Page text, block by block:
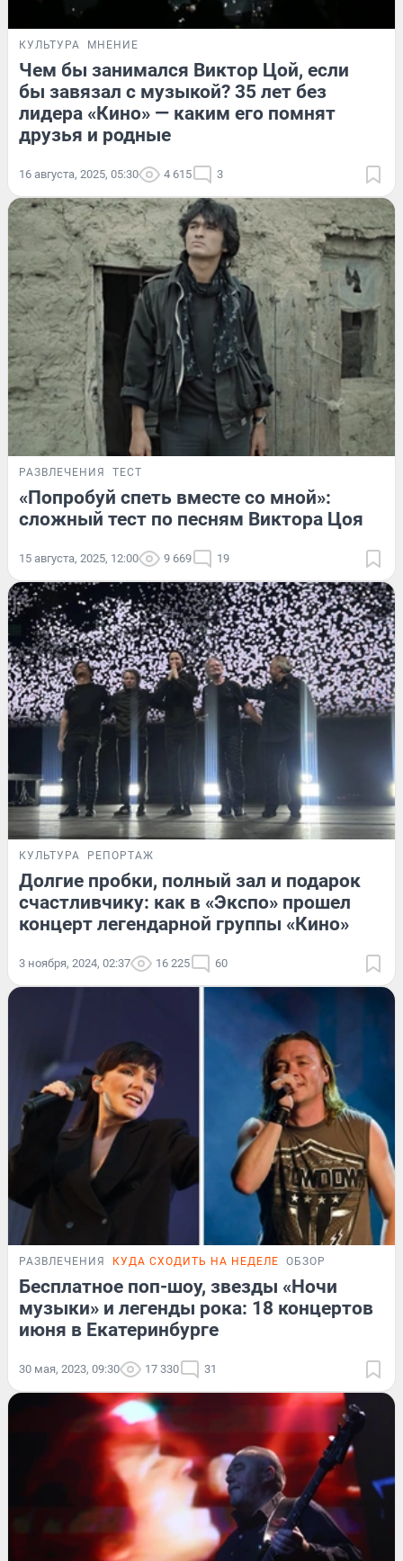
КУЛЬТУРА МНЕНИЕ
Чем бы занимался Виктор Цой, если
бы завязал с музыкой? 35 лет без
лидера «Кино» — каким его помнят
друзья и родные
16 августа, 2025, 05:30 4 615 3
РАЗВЛЕЧЕНИЯ ТЕСТ
«Попробуй спеть вместе со мной»:
сложный тест по песням Виктора Цоя
15 августа, 2025, 12:00 9 669 19
КУЛЬТУРА РЕПОРТАЖ
Долгие пробки, полный зал и подарок
счастливчику: как в «Экспо» прошел
концерт легендарной группы «Кино»
3 ноября, 2024, 02:37 16 225 60
РАЗВЛЕЧЕНИЯ КУДА СХОДИТЬ НА НЕДЕЛЕ ОБЗОР
Бесплатное поп-шоу, звезды «Ночи
музыки» и легенды рока: 18 концертов
июня в Екатеринбурге
30 мая, 2023, 09:30 17 330 31